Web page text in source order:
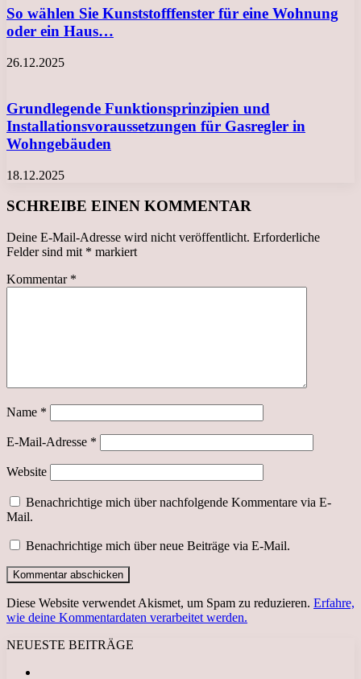
So wählen Sie Kunststofffenster für eine Wohnung
oder ein Haus…
26.12.2025
Grundlegende Funktionsprinzipien und
Installationsvoraussetzungen für Gasregler in
Wohngebäuden
18.12.2025
SCHREIBE EINEN KOMMENTAR
Deine E-Mail-Adresse wird nicht veröffentlicht. Erforderliche
Felder sind mit * markiert
Kommentar *
Name *
E-Mail-Adresse *
Website
Benachrichtige mich über nachfolgende Kommentare via E-
Mail.
Benachrichtige mich über neue Beiträge via E-Mail.
Diese Website verwendet Akismet, um Spam zu reduzieren. Erfahre,
wie deine Kommentardaten verarbeitet werden.
NEUESTE BEITRÄGE